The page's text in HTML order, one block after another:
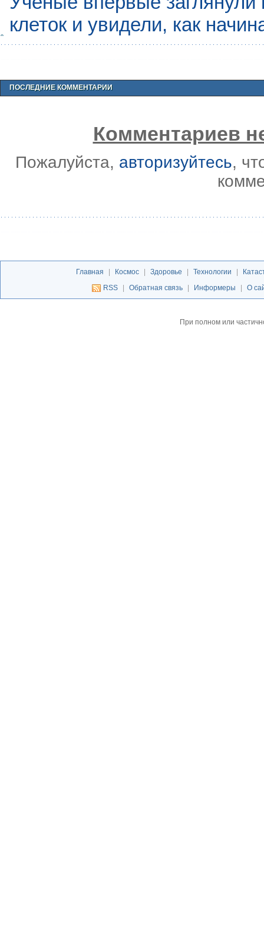
клеток и увидели, как
ПОСЛЕДНИЕ КОММЕНТАРИИ
Комментариев
Пожалуйста, авторизуйтесь,
Главная | Космос | Здоровье | Технологии |
RSS
| Обратная связь | Информеры | О
При полном или